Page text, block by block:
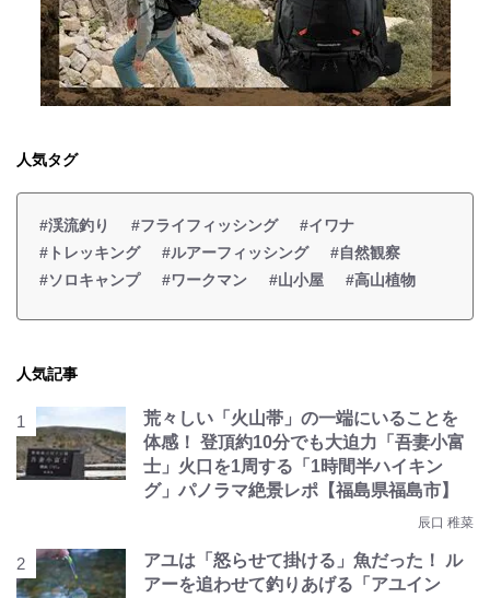
人気タグ
#渓流釣り #フライフィッシング
#イワナ
#トレッキング
#ルアーフィッシング
#自然観察
#ソロキャンプ
#ワークマン #山小屋 #高山植物
人気記事
荒々しい「火山帯」の一端にいることを
体感！ 登頂約10分でも大迫力「吾妻小富
士」火口を1周する「1時間半ハイキン
グ」パノラマ絶景レポ【福島県福島市】
辰口 稚菜
アユは「怒らせて掛ける」魚だった！ ル
アーを追わせて釣りあげる「アユイン